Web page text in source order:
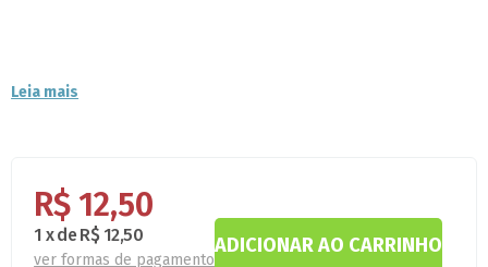
Leia mais
R$ 12,50
1 x de R$ 12,50
ver formas de pagamento